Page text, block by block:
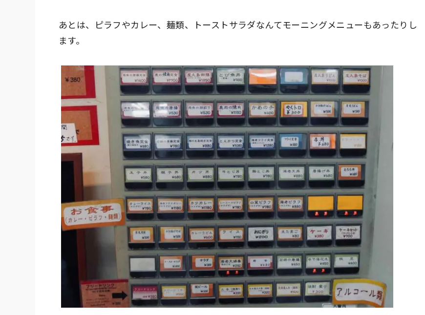
あとは、ピラフやカレー、麺類、トーストサラダなんてモーニングメニューもあったりし
ます。